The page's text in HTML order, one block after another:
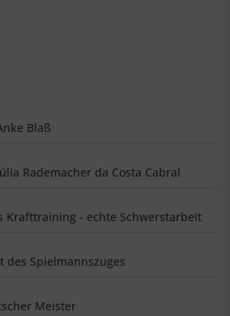
Blaß
Rademacher da Costa Cabral
Krafttraining - echte Schwerstarbeit
Spielmannszuges
Meister